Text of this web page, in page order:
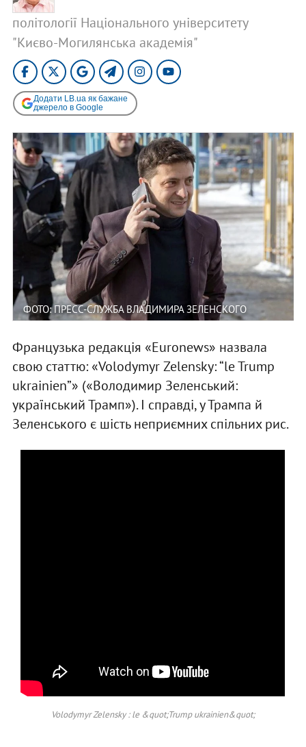
політології Національного університету
"Києво-Могилянська академія"
Додати LB.ua як бажане
джерело в Google
ФОТО: ПРЕСС-СЛУЖБА ВЛАДИМИРА ЗЕЛЕНСКОГО
Французька редакція «Euronews» назвала
свою статтю: «Volodymyr Zelensky: “le Trump
ukrainien”» («Володимир Зеленський:
український Трамп»). І справді, у Трампа й
Зеленського є шість неприємних спільних рис.
Volodymyr Zelensky : le &quot;Trump ukrainien&quot;